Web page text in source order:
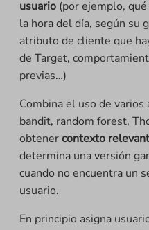
usuario (por ejemplo,
la hora del día, según su
atributo de cliente que
de Target,
previas…)
Combina el uso de
bandit, random forest,
obtenercontexto
determina una versión
cuando no encuentra un
usuario.
En principio asigna